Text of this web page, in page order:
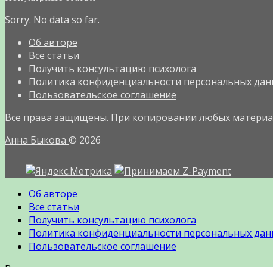
Sorry. No data so far.
Об авторе
Все статьи
Получить консультацию психолога
Политика конфиденциальности персональных
Пользовательское соглашение
Все права защищены. При копировании любых
Анна Быкова © 2026
Об авторе
Все статьи
Получить консультацию психолога
Политика конфиденциальности персональных
Пользовательское соглашение